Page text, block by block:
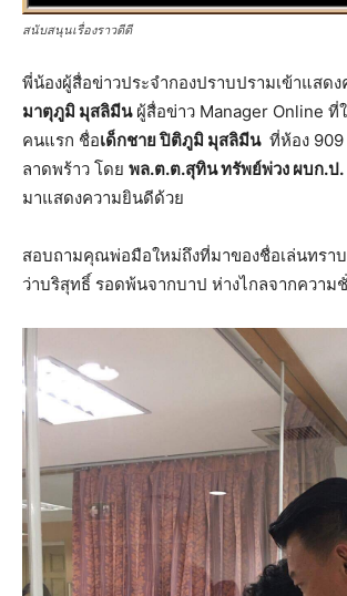
สนับสนุนเรื่องราวดีดี
พี่น้องผู้สื่อข่าวประจำกองปราบปรามเข้าแสด
มาตุภูมิ มุสลิมีนผู้สื่อข่าว Manager Online ที่
คนแรก ชื่อเด็กชายปิติภูมิ มุสลิมีน ที่ห้อง 909
ลาดพร้าว โดย พล.ต.ต.สุทิน ทรัพย์พ่วง ผบก.ป.
มาแสดงความยินดีด้วย
สอบถามคุณพ่อมือใหม่ถึงที่มาของชื่อเล่นทรา
ว่าบริสุทธิ์ รอดพ้นจากบาป ห่างไกลจากความ